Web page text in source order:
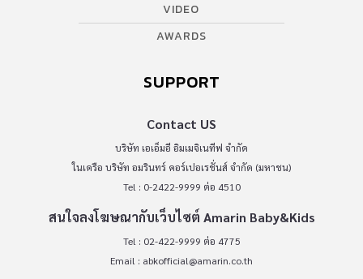
VIDEO
AWARDS
SUPPORT
Contact US
บริษัท เอเอ็มอี อิมเมจิเนทีฟ จำกัด
ในเครือ บริษัท อมรินทร์ คอร์เปอเรชั่นส์ จำกัด (มหาชน)
Tel : 0-2422-9999 ต่อ 4510
สนใจลงโฆษณากับเว็บไซต์ Amarin Baby&Kids
Tel : 02-422-9999 ต่อ 4775
Email : abkofficial@amarin.co.th